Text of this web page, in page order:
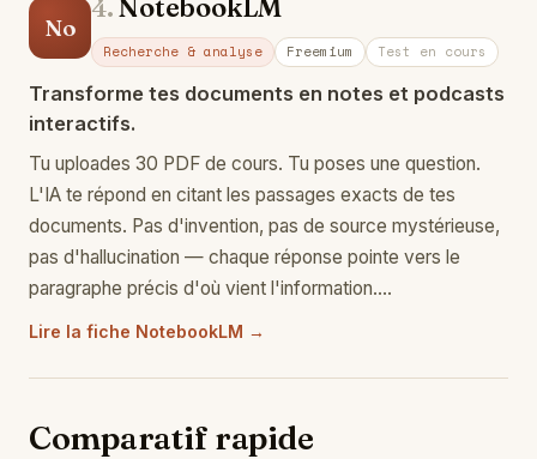
No
4.NotebookLM
Recherche & analyse Freemium Test en cours
Transforme tes documents en notes et podcasts
interactifs.
Tu uploades 30 PDF de cours. Tu poses une question.
L'IA te répond en citant les passages exacts de tes
documents. Pas d'invention, pas de source mystérieuse,
pas d'hallucination — chaque réponse pointe vers le
paragraphe précis d'où vient l'information.…
Lire la fiche NotebookLM →
Comparatif rapide